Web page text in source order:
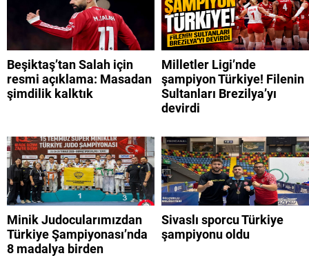
Beşiktaş’tan Salah için
resmi açıklama: Masadan
şimdilik kalktık
Milletler Ligi’nde
şampiyon Türkiye! Filenin
Sultanları Brezilya’yı
devirdi
Minik Judocularımızdan
Türkiye Şampiyonası’nda
8 madalya birden
Sivaslı sporcu Türkiye
şampiyonu oldu